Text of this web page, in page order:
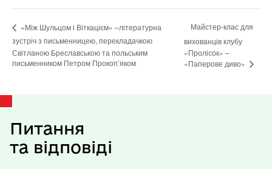
«Між Шульцом і Віткацієм» –літературна
зустріч з письменницею, перекладачкою
Світланою Бреславською та польським
письменником Петром Прокоп’яком
Майстер-клас для
вихованців клубу
«Пролісок» –
«Паперове диво»
Питання
та відповіді